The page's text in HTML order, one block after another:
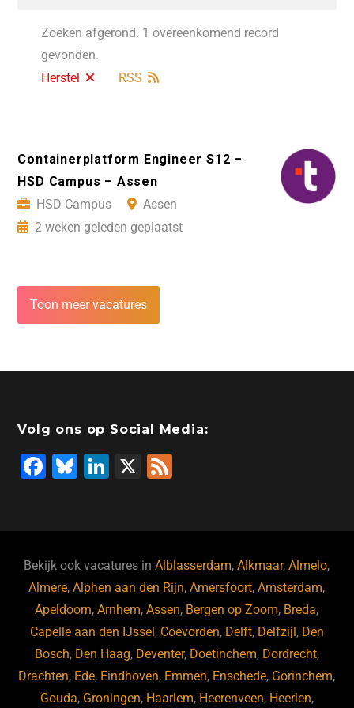
Zoeken afgerond. 1 overeenkomend record
gevonden.
Herstel
RSS
Containerplatform Engineer S12 –
HSD Campus – Assen
HSD Campus
Assen
2 weken geleden geplaatst
Toon meer vacatures
Volg ons op Social Media:
F
b
o
o
k
Bl
ky
Li
dI
n
X
Bekijk ook vacatures inAlblasserdam,Alkmaar,Almelo,
Almere,Alphen aan den Rijn,Amersfoort,Amsterdam,
Apeldoorn,Arnhem,Assen, Bergen op Zoom, Breda,
Capelle aan den IJssel , Coevorden, Delft, Delfzijl , Den
Bosch, Den Haag, Deventer, Doetinchem, Dordrecht,
Drachten, Ede, Eindhoven, Emmen, Enschede, Gorinchem,
Gouda, Groningen, Haarlem, Heerenveen, Heerlen,